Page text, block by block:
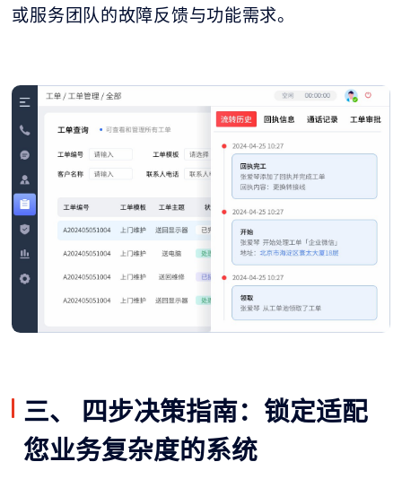
或服务团队的故障反馈与功能需求。
三、 四步决策指南：锁定适配
您业务复杂度的系统